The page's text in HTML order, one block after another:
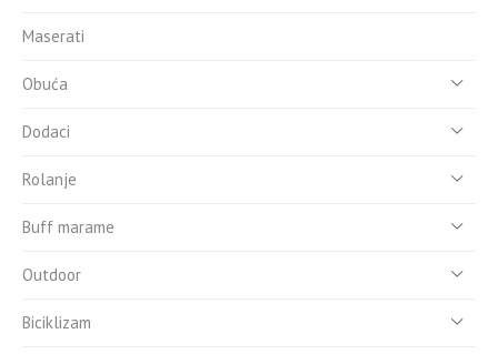
Maserati
Obuća
Dodaci
Rolanje
Buff marame
Outdoor
Biciklizam